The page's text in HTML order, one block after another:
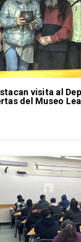
visita al
del Museo